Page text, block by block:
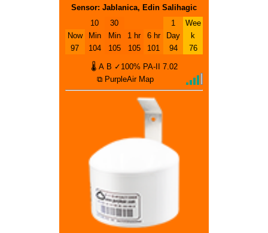
Sensor: Jablanica, Edin Salihagic
Now
97
10
Min
104
30
Min
105
1 hr
105
6 hr
101
1
Day
94
Wee
k
76
🌡 A B ✓100% PA-II
7.02
⧉ PurpleAir Map